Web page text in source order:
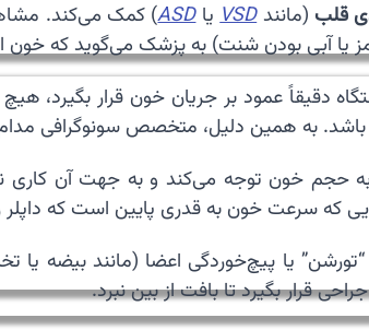
قلب (مانندVSDیاASD) کمک می‌کند.
یا آبی بودن شنت) به پزشک می‌گوید که
دقیقاً عمود بر جریان خون قرار بگیرد،
باشد. به همین دلیل، متخصص سونوگرافی
حجم خون توجه می‌کند و به جهت آن کاری
که سرعت خون به قدری پایین است که
یا پیچ‌خوردگی اعضا (مانند بیضه
قرار بگیرد تا بافت از بین نبرد.